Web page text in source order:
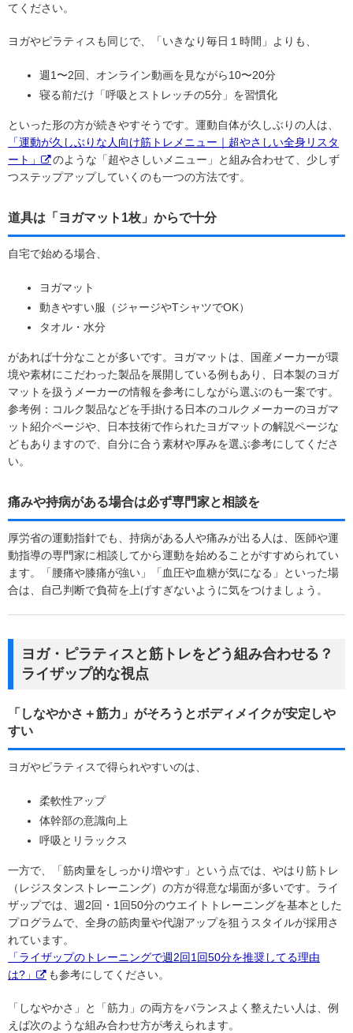
てください。
ヨガやピラティスも同じで、「いきなり毎日１時間」よりも、
週1〜2回、オンライン動画を見ながら10〜20分
寝る前だけ「呼吸とストレッチの5分」を習慣化
といった形の方が続きやすそうです。運動自体が久しぶりの人は、
「運動が久しぶりな人向け筋トレメニュー｜超やさしい全身リスタ
ート」
のような「超やさしいメニュー」と組み合わせて、少しず
つステップアップしていくのも一つの方法です。
道具は「ヨガマット1枚」からで十分
自宅で始める場合、
ヨガマット
動きやすい服（ジャージやTシャツでOK）
タオル・水分
があれば十分なことが多いです。ヨガマットは、国産メーカーが環
境や素材にこだわった製品を展開している例もあり、日本製のヨガ
マットを扱うメーカーの情報を参考にしながら選ぶのも一案です。
参考例：コルク製品などを手掛ける日本のコルクメーカーのヨガマ
ット紹介ページや、日本技術で作られたヨガマットの解説ページな
どもありますので、自分に合う素材や厚みを選ぶ参考にしてくださ
い。
痛みや持病がある場合は必ず専門家と相談を
厚労省の運動指針でも、持病がある人や痛みが出る人は、医師や運
動指導の専門家に相談してから運動を始めることがすすめられてい
ます。「腰痛や膝痛が強い」「血圧や血糖が気になる」といった場
合は、自己判断で負荷を上げすぎないように気をつけましょう。
ヨガ・ピラティスと筋トレをどう組み合わせる？
ライザップ的な視点
「しなやかさ＋筋力」がそろうとボディメイクが安定しや
すい
ヨガやピラティスで得られやすいのは、
柔軟性アップ
体幹部の意識向上
呼吸とリラックス
一方で、「筋肉量をしっかり増やす」という点では、やはり筋トレ
（レジスタンストレーニング）の方が得意な場面が多いです。ライ
ザップでは、週2回・1回50分のウエイトトレーニングを基本とした
プログラムで、全身の筋肉量や代謝アップを狙うスタイルが採用さ
れています。
「ライザップのトレーニングで週2回1回50分を推奨してる理由
は?」
も参考にしてください。
「しなやかさ」と「筋力」の両方をバランスよく整えたい人は、例
えば次のような組み合わせ方が考えられます。